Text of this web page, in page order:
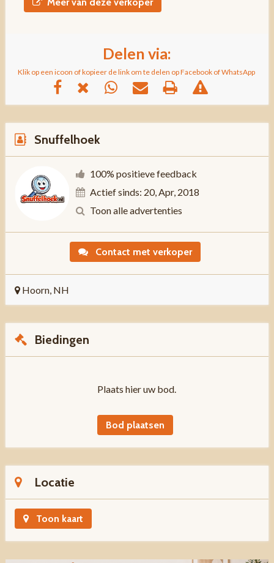
Delen via:
Klik op een icoon of kopieer de link om te delen op Facebook of WhatsApp
Snuffelhoek
100% positieve feedback
Actief sinds: 20, Apr, 2018
Toon alle advertenties
Contact met verkoper
Hoorn, NH
Biedingen
Plaats hier uw bod.
Bod plaatsen
Locatie
Toon kaart